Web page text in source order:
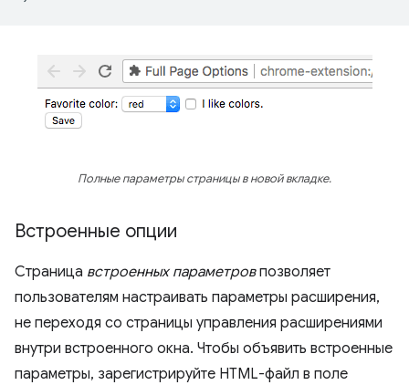
Полные параметры страницы в новой вкладке.
Встроенные опции
Страница встроенных параметровпозволяет
пользователям настраивать параметры расширения,
не переходя со страницы управления расширениями
внутри встроенного окна. Чтобы объявить встроенные
параметры, зарегистрируйте HTML-файл в поле